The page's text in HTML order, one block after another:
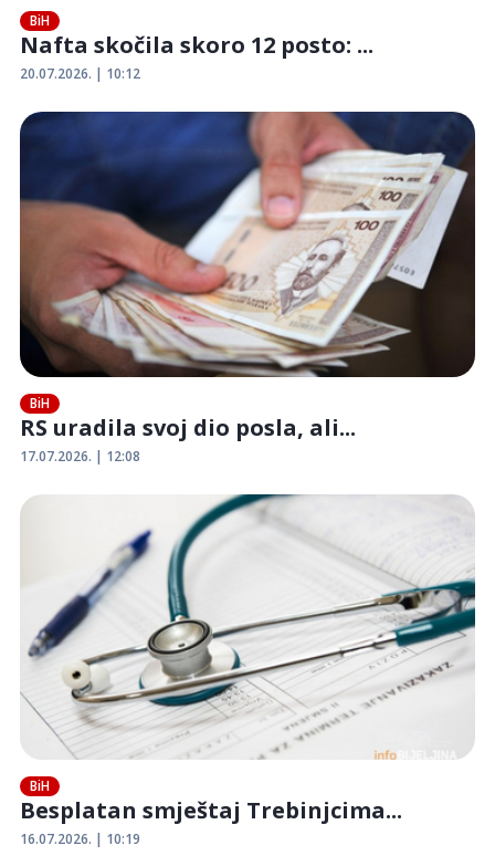
BiH
Nafta skočila skoro 12 posto: ...
20.07.2026. | 10:12
BiH
RS uradila svoj dio posla, ali...
17.07.2026. | 12:08
BiH
Besplatan smještaj Trebinjcima...
16.07.2026. | 10:19